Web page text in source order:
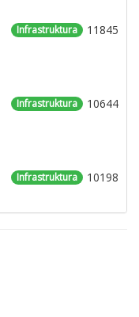
11845
Infrastruktura
10644
Infrastruktura
10198
Infrastruktura